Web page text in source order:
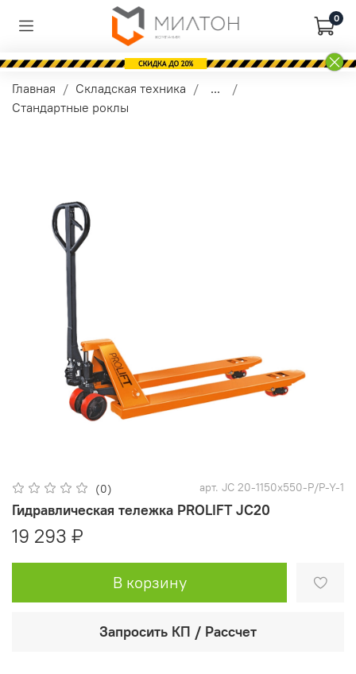
0
Главная Складская техника
...
Стандартные роклы
(0) арт. JC 20-1150x550-P/P-Y-1
Гидравлическая тележка PROLIFT JC20
19 293 ₽
В корзину
Запросить КП / Рассчет